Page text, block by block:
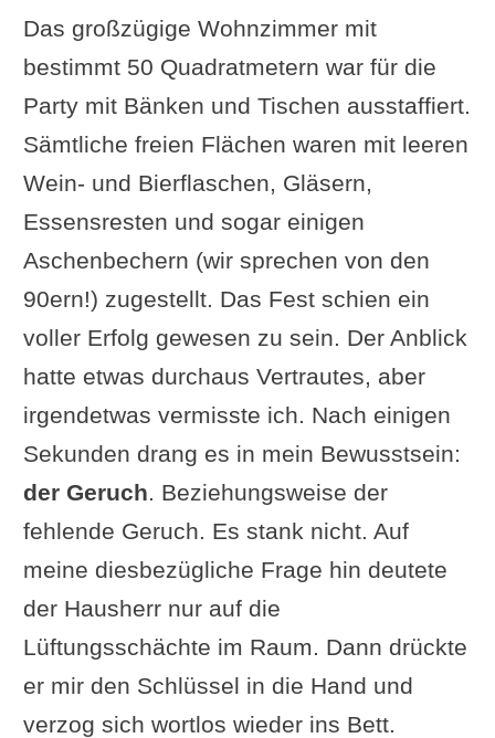
Lüftungsanlagen mit
Wärmerückgewinnung
Technologie der
Wärmerückgewinnung
Energieeffizienz und
Umweltfreundlichkeit
Kritische Perspektive:
Hohe Komplexität und
Wartungsaufwand – Ist
Wärmerückgewinnung
immer sinnvoll?
Planung und Installation einer
Lüftungsanlage
Bedarfsermittlung und Planung
Kostenüberblick
Genehmigungen und
Vorschriften
Installation
Wartung und Pflege von
Das großzügige Wohnzimmer mit
bestimmt 50 Quadratmetern war für die
Party mit Bänken und Tischen ausstaffiert.
Sämtliche freien Flächen waren mit leeren
Wein- und Bierflaschen, Gläsern,
Essensresten und sogar einigen
Aschenbechern (wir sprechen von den
90ern!) zugestellt. Das Fest schien ein
voller Erfolg gewesen zu sein. Der Anblick
hatte etwas durchaus Vertrautes, aber
irgendetwas vermisste ich. Nach einigen
Sekunden drang es in mein Bewusstsein:
der Geruch. Beziehungsweise der
fehlende Geruch. Es stank nicht. Auf
meine diesbezügliche Frage hin deutete
der Hausherr nur auf die
Lüftungsschächte im Raum. Dann drückte
er mir den Schlüssel in die Hand und
verzog sich wortlos wieder ins Bett.